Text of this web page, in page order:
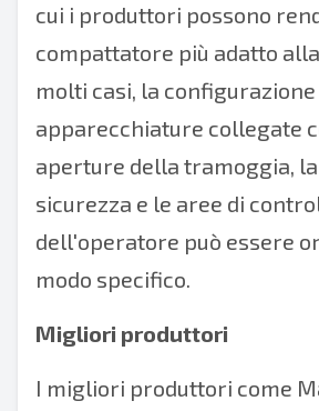
cui i produttori possono
compattatore più adatto
molti casi, la
apparecchiature collegate
aperture della tramoggia,
sicurezza e le aree di
dell'operatore può essere
modo specifico.
Migliori produttori
I migliori produttori come